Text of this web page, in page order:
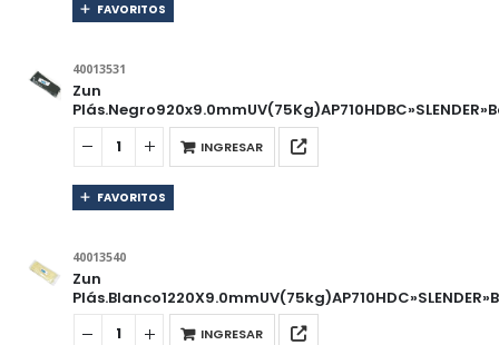
FAVORITOS
40013531
Zun
INGRESAR
FAVORITOS
40013540
Zun
INGRESAR